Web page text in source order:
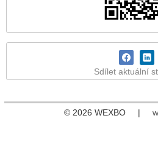
Sdílet aktuální
© 2026 WEXBO |